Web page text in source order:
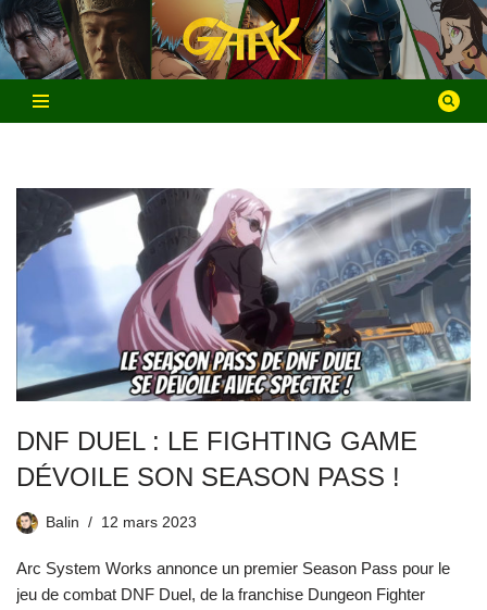
Aller
au
contenu
DNF DUEL : LE FIGHTING GAME
DÉVOILE SON SEASON PASS !
Balin 12 mars 2023
Arc System Works annonce un premier Season Pass pour le
jeu de combat DNF Duel, de la franchise Dungeon Fighter